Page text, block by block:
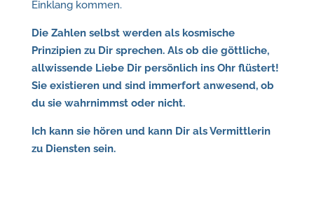
Einklang kommen.
Die Zahlen selbst werden als kosmische
Prinzipien zu Dir sprechen. Als ob die göttliche,
allwissende Liebe Dir persönlich ins Ohr flüstert!
Sie existieren und sind immerfort anwesend, ob
du sie wahrnimmst oder nicht.
Ich kann sie hören und kann Dir als Vermittlerin
zu Diensten sein.